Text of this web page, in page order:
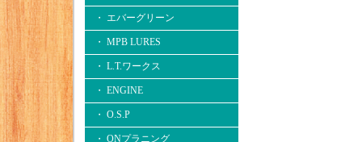
・ エバーグリーン
・ MPB LURES
・ L.T.ワークス
・ ENGINE
・ O.S.P
・ ONプラニング